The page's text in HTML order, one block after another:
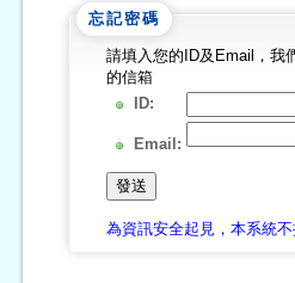
忘記密碼
請填入您的ID及Email，我
的信箱
ID:
Email:
為資訊安全起見，本系統不